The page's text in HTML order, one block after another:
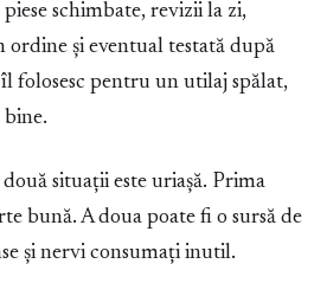
schimbate, revizii la zi,
ordine și eventual testată după
folosesc pentru un utilaj spălat,
situații este uriașă. Prima
bună. A doua poate fi o sursă de
și nervi consumați inutil.